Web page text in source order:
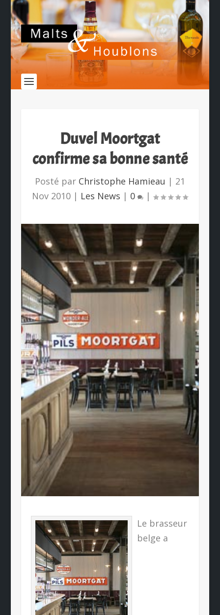
Duvel Moortgat
confirme sa bonne santé
Posté par Christophe Hamieau | 21
Nov 2010 | Les News | 0 |
Le brasseur
belge a